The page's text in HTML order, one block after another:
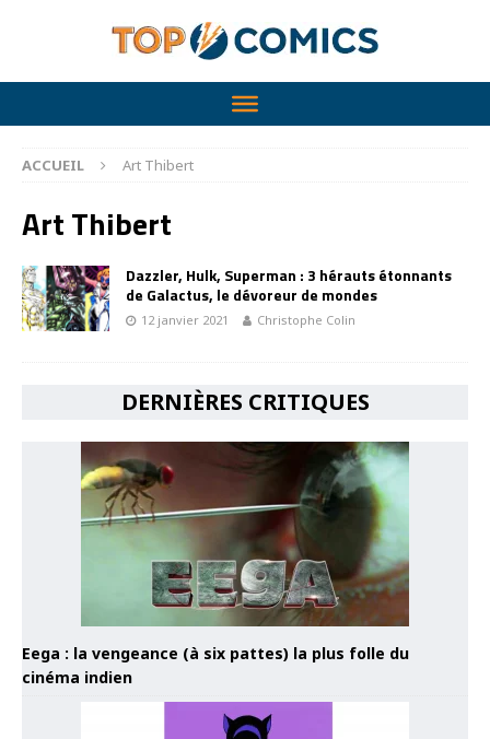
ACCUEIL Art Thibert
Art Thibert
Dazzler, Hulk, Superman : 3 hérauts étonnants
de Galactus, le dévoreur de mondes
12 janvier 2021 Christophe Colin
DERNIÈRES CRITIQUES
Eega : la vengeance (à six pattes) la plus folle du
cinéma indien